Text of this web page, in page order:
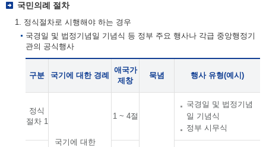
국민의례 절차
1. 정식절차로 시행해야 하는 경우
국경일 및 법정기념일 기념식 등 정부 주요 행사나 각급 중앙행정기
관의 공식행사
구분 국기에 대한 경례
애국가
제창
묵념 행사 유형(예시)
정식
절차 1
국기에 대한
1 ~ 4절
국경일 및 법정기념
일 기념식
정부 시무식